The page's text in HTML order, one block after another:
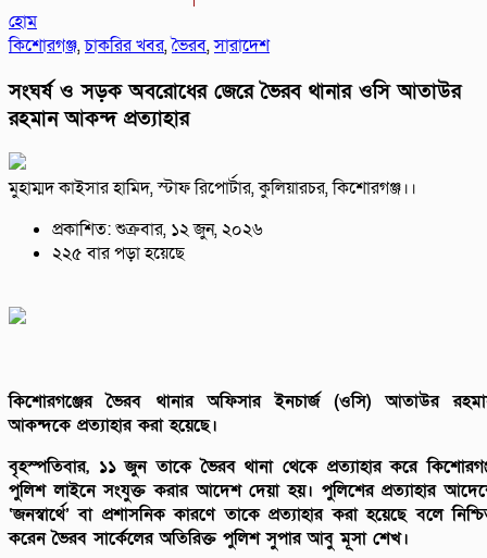
হোম
কিশোরগঞ্জ,চাকরির খবর,ভৈরব,সারাদেশ
সংঘর্ষ ও সড়ক অবরোধের জেরে ভৈরব থানার ওসি আতাউর
রহমান আকন্দ প্রত্যাহার
মুহাম্মদ কাইসার হামিদ, স্টাফ রিপোর্টার, কুলিয়ারচর, কিশোরগঞ্জ।।
প্রকাশিত: শুক্রবার, ১২ জুন, ২০২৬
২২৫ বার পড়া হয়েছে
কিশোরগঞ্জের ভৈরব থানার অফিসার ইনচার্জ (ওসি) আতাউর
আকন্দকে প্রত্যাহার করা হয়েছে।
বৃহস্পতিবার, ১১ জুন তাকে ভৈরব থানা থেকে প্রত্যাহার করে
পুলিশ লাইনে সংযুক্ত করার আদেশ দেয়া হয়। পুলিশের প্রত্যাহার
‘জনস্বার্থে’ বা প্রশাসনিক কারণে তাকে প্রত্যাহার করা হয়েছে বলে
করেন ভৈরব সার্কেলের অতিরিক্ত পুলিশ সুপার আবু মূসা শেখ।